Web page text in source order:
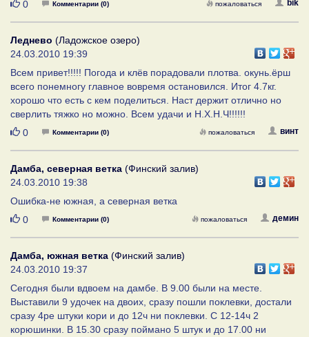
Нравится
0 Комментарии (0) bik
пожаловаться
Леднево (Ладожское озеро)
24.03.2010 19:39
Всем привет!!!!! Погода и клёв порадовали плотва. окунь.ёрш
всего понемногу главное вовремя остановился. Итог 4.7кг.
хорошо что есть с кем поделиться. Наст держит отлично но
сверлить тяжко но можно. Всем удачи и Н.Х.Н.Ч!!!!!!
Нравится
0 Комментарии (0) винт
пожаловаться
Дамба, северная ветка (Финский залив)
24.03.2010 19:38
Ошибка-не южная, а северная ветка
Нравится
0 Комментарии (0) демин
пожаловаться
Дамба, южная ветка (Финский залив)
24.03.2010 19:37
Сегодня были вдвоем на дамбе. В 9.00 были на месте.
Выставили 9 удочек на двоих, сразу пошли поклевки, достали
сразу 4ре штуки кори и до 12ч ни поклевки. С 12-14ч 2
корюшинки. В 15.30 сразу поймано 5 штук и до 17.00 ни